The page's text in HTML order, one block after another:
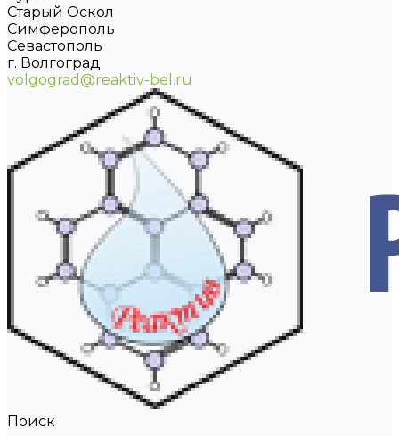
Старый Оскол
Симферополь
Севастополь
г. Волгоград
volgograd@reaktiv-bel.ru
Поиск